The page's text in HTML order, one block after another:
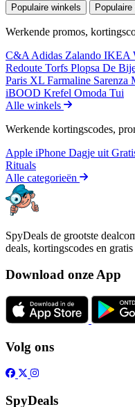
Populaire winkels
Werkende promos,
C&A Adidas Zalando IKEA
Redoute Torfs Plopsa De
Paris XL Farmaline Sarenza
iBOOD Krefel Omoda Tui
Alle winkels
Werkende kortingscodes,
Apple iPhone Dagje uit
Rituals
Alle categorieën
SpyDeals de grootste
deals, kortingscodes en
Download onze App
Volg ons
SpyDeals